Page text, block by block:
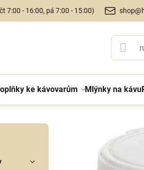
7:00 - 16:00, pá 7:00 - 15:00)
ke kávovarům Mlýnky na kávu